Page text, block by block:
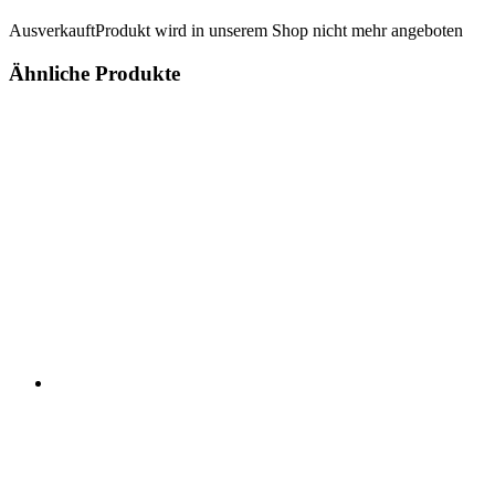
AusverkauftProdukt wird in unserem Shop nicht mehr angeboten
Ähnliche Produkte